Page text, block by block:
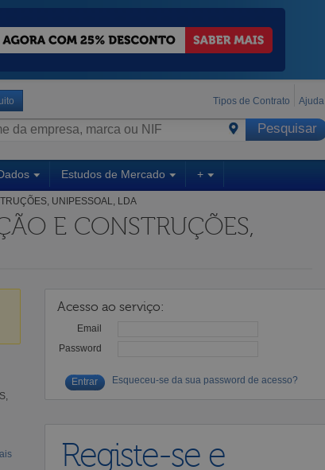
Tipos de Contrato Ajuda
Estudos de Mercado +
UNIPESSOAL, LDA
E CONSTRUÇÕES,
Acesso ao serviço:
Email
Password
Esqueceu-se da sua password de acesso?
Registe-se e